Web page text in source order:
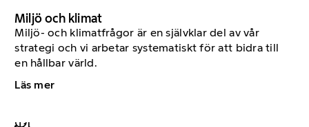
Miljö och klimat
Miljö- och klimatfrågor är en självklar del av vår
strategi och vi arbetar systematiskt för att bidra till
en hållbar värld.
Läs mer